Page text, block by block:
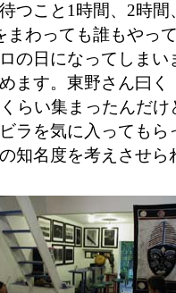
つこと1時間、2時
まわっても誰もやっ
の日になってしま
ます。東野さん曰く
らい集まったんだ
ラを気に入っても
知名度を考えさせら